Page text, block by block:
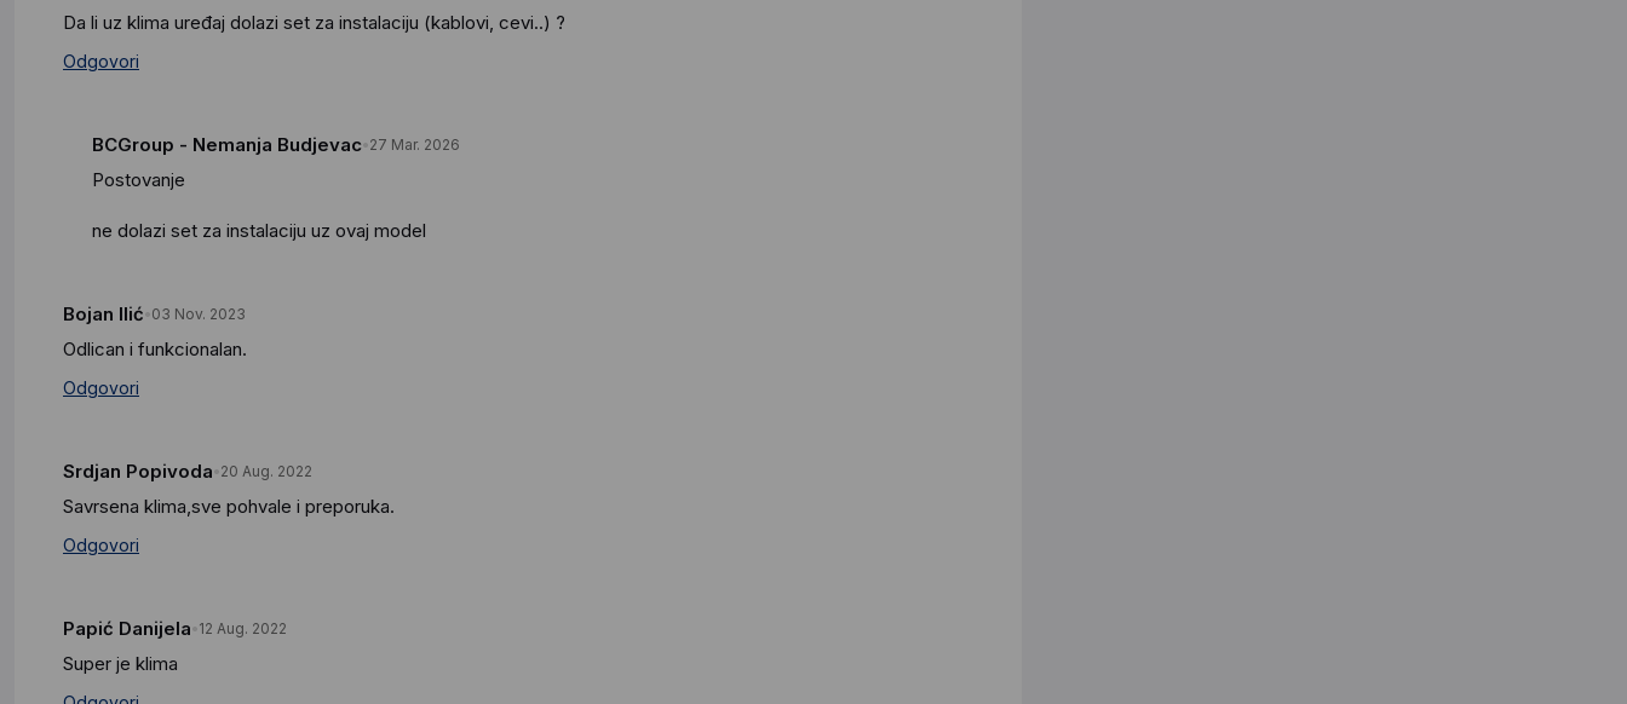
Da li uz klima uređaj dolazi set za instalaciju (kablovi, cevi..) ?
Odgovori
BCGroup - Nemanja Budjevac 27 Mar. 2026
Postovanje
ne dolazi set za instalaciju uz ovaj model
Bojan Ilić 03 Nov. 2023
Odlican i funkcionalan.
Odgovori
Srdjan Popivoda 20 Aug. 2022
Savrsena klima,sve pohvale i preporuka.
Odgovori
Papić Danijela 12 Aug. 2022
Super je klima